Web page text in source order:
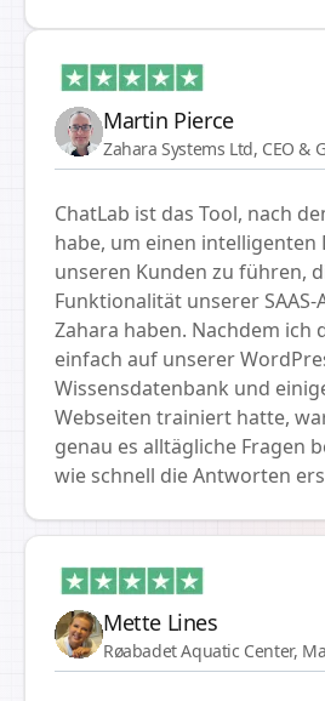
hervorheben möchten wir
Integration der API-
ERP-System SMEMA, die die
mit Kunden erheblich
Shops nicht nur mehr
eine höhere
sie die prompten und
ihre Fragen schätzen. Der
und der professionelle
gesamten Projekts waren
Unsere Zusammenarbeit bei
geht weiter, und wir glauben,
Chatlab unseren Kunden
werden. Vielen Dank für die
Martin Pierce
Zahara Systems Ltd, CEO &
ChatLab ist das Tool, nach
habe, um einen intelligenten
unseren Kunden zu führen,
Funktionalität unserer
Zahara haben. Nachdem ich
einfach auf unserer
Wissensdatenbank und
Webseiten trainiert hatte,
genau es alltägliche Fragen
wie schnell die Antworten
hatte, war die Einrichtung
Geschwindigkeit erstaunlich.
erster Schritt zur Erstellung
unterstützten Support-
Mette Lines
Røabadet Aquatic Center,